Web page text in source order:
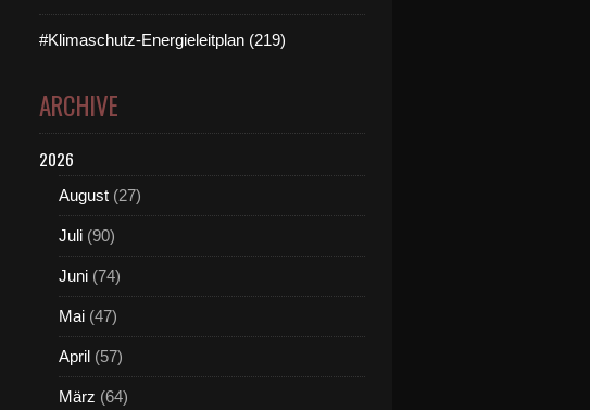
#Klimaschutz-Energieleitplan (219)
ARCHIVE
2026
August (27)
Juli (90)
Juni (74)
Mai (47)
April (57)
März (64)